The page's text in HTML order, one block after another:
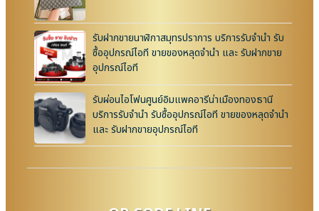
รับฝากขายนาฬิกาสมุทรปราการ บริการรับจำนำ รับ
ซื้ออุปกรณ์ไอที ขายของหลุดจำนำ และ รับฝากขาย
อุปกรณ์ไอที
รับผ่อนไอโฟนศูนย์อิมแพคอารีน่าเมืองทองธานี
บริการรับจำนำ รับซื้ออุปกรณ์ไอที ขายของหลุดจำนำ
และ รับฝากขายอุปกรณ์ไอที